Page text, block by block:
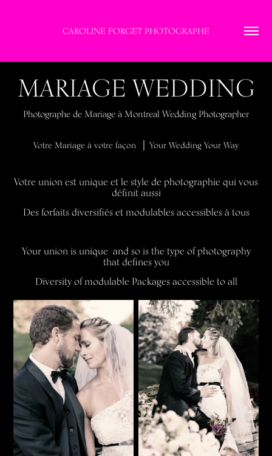
CAROLINE FORGET PHOTOGRAPHE
MARIAGE WEDDING
Photographe de Mariage à Montreal Wedding Photographer
Votre Mariage à votre façon │ Your Wedding Your Way
Votre union est unique et le style de photographie qui vous
définit aussi
Des forfaits diversifiés et modulables accessibles à tous
Your union is unique and so is the type of photography
that defines you
Diversity of modulable Packages accessible to all